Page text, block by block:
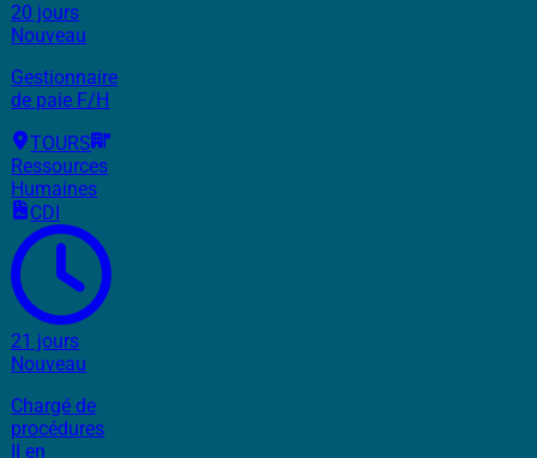
20 jours
Nouveau
Gestionnaire
de paie F/H
TOURS
Ressources
Humaines
CDI
21 jours
Nouveau
Chargé de
procédures
II en